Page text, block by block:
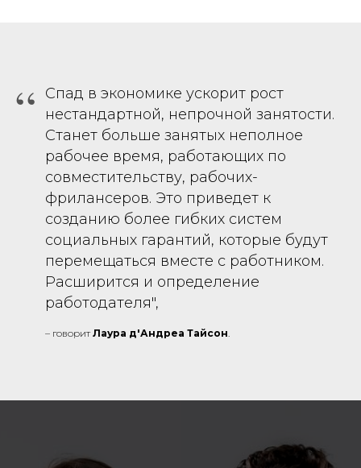
“
Спад в экономике ускорит рост
нестандартной, непрочной занятости.
Станет больше занятых неполное
рабочее время, работающих по
совместительству, рабочих-
фрилансеров. Это приведет к
созданию более гибких систем
социальных гарантий, которые будут
перемещаться вместе с работником.
Расширится и определение
работодателя",
– говоритЛаура д'Андреа Тайсон.